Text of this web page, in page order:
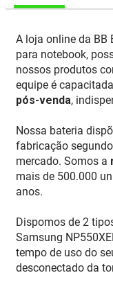
A loja online da BB
para notebook,
nossos produtos
equipe é
pós-venda,
Nossa bateria
fabricação
mercado. Somos a
mais de 500.000
anos.
Dispomos de 2
Samsung
tempo de uso do
desconectado da